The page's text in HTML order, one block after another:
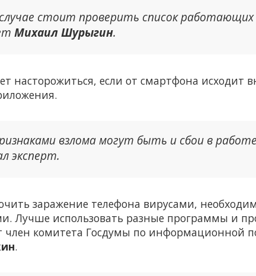
стоит проверить список работающих
Михаил Шурыгин.
насторожиться, если от смартфона
взлома могут быть и сбои в
эксперт.
заражение телефона вирусами,
Лучше использовать разные программы и
член комитета Госдумы по информационной
.